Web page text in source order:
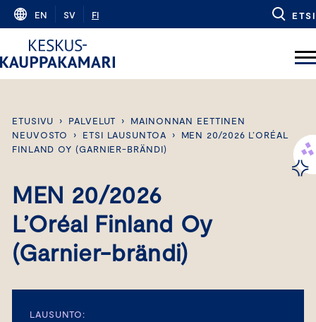
Skip
content
EN SV FI ETSI
ETUSIVU › PALVELUT ›
MAINONNAN EETTINEN
NEUVOSTO
› ETSI LAUSUNTOA ›
MEN 20/2026 L’ORÉAL
FINLAND OY (GARNIER-BRÄNDI)
MEN 20/2026
L’Oréal Finland Oy
(Garnier-brändi)
LAUSUNTO: